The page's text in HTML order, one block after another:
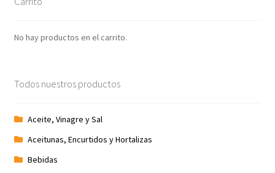
Términos y condiciones
Tienda
No hay productos en el carrito.
Todos nuestros productos
Aceite, Vinagre y Sal
Aceitunas, Encurtidos y Hortalizas
Bebidas